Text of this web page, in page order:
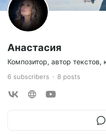
Анастасия
Композитор, автор текстов,
6 subscribers 8 posts